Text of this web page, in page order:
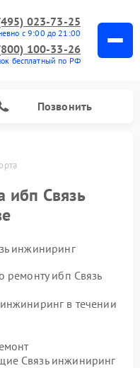
023-73-25
с 9:00 до 21:00
100-33-26
бесплатный по РФ
Позвонить
ибп Связь
инжиниринг
ремонту ибп Связь
в течении
Связь инжиниринг